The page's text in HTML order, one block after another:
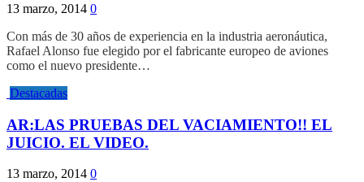
13 marzo, 2014 0
Con más de 30 años de experiencia en la industria aeronáutica,
Rafael Alonso fue elegido por el fabricante europeo de aviones
como el nuevo presidente…
Destacadas
AR:LAS PRUEBAS DEL VACIAMIENTO!! EL
JUICIO. EL VIDEO.
13 marzo, 2014 0